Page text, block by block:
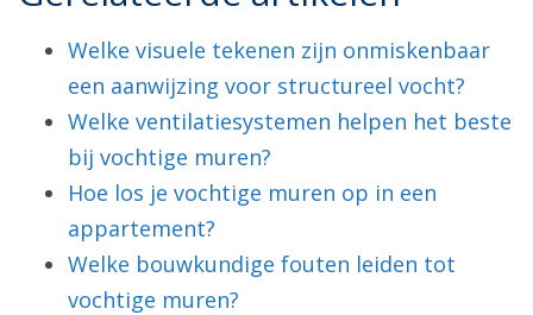
Welke visuele tekenen zijn onmiskenbaar
een aanwijzing voor structureel vocht?
Welke ventilatiesystemen helpen het beste
bij vochtige muren?
Hoe los je vochtige muren op in een
appartement?
Welke bouwkundige fouten leiden tot
vochtige muren?